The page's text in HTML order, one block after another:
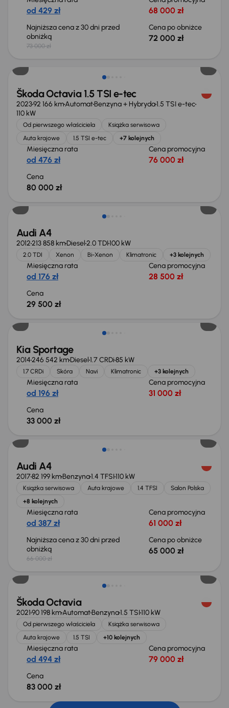
od 429 zł 68 000 zł
Najniższa cena z 30 dni przed
obniżką
73 000 zł
Cena po obniżce
72 000 zł
Škoda Octavia 1.5 TSI e-tec
202392 166 kmAutomatBenzyna + Hybryda1.5 TSI e-tec
110 kW
Od pierwszego właściciela
Książka serwisowa
Auta krajowe
1.5 TSI e-tec +7 kolejnych
Miesięczna rata
od 476 zł
Cena promocyjna
76 000 zł
Cena
80 000 zł
Audi A4
2012213 858 kmDiesel2.0 TDI100 kW
2.0 TDI Xenon Bi-Xenon Klimatronic +3 kolejnych
Miesięczna rata
od 176 zł
Cena promocyjna
28 500 zł
Cena
29 500 zł
Kia Sportage
2014246 542 kmDiesel1.7 CRDi85 kW
1.7 CRDi Skóra Navi Klimatronic +3 kolejnych
Miesięczna rata
od 196 zł
Cena promocyjna
31 000 zł
Cena
33 000 zł
Audi A4
201782 199 kmBenzyna1.4 TFSI110 kW
Książka serwisowa Auta krajowe 1.4 TFSI
Salon Polska
+8 kolejnych
Miesięczna rata
od 387 zł
Cena promocyjna
61 000 zł
Najniższa cena z 30 dni przed
obniżką
66 000 zł
Cena po obniżce
65 000 zł
Świeżo skupione
Škoda Octavia
202190 198 kmAutomatBenzyna1.5 TSI110 kW
Od pierwszego właściciela
Książka serwisowa
Auta krajowe
1.5 TSI +10 kolejnych
Miesięczna rata
od 494 zł
Cena promocyjna
79 000 zł
Cena
83 000 zł